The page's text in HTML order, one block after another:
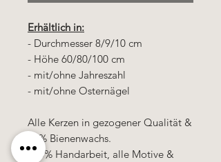
Erhältlich in:
- Durchmesser 8/9/10 cm
- Höhe 60/80/100 cm
- mit/ohne Jahreszahl
- mit/ohne Osternägel
Alle Kerzen in gezogener Qualität &
10% Bienenwachs.
100% Handarbeit, alle Motive &